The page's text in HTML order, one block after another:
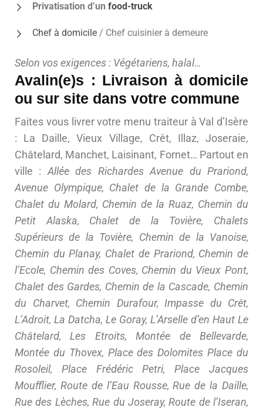
Privatisation d’un food-truck
Chef à domicile / Chef cuisinier à demeure
Selon vos exigences : Végétariens, halal…
Avalin(e)s : Livraison à domicile
ou sur site dans votre commune
Faites vous livrer votre menu traiteur à Val d’Isère
: La Daille, Vieux Village, Crêt, Illaz, Joseraie,
Châtelard, Manchet, Laisinant, Fornet… Partout en
ville : Allée des Richardes Avenue du Prariond,
Avenue Olympique, Chalet de la Grande Combe,
Chalet du Molard, Chemin de la Ruaz, Chemin du
Petit Alaska, Chalet de la Tovière, Chalets
Supérieurs de la Tovière, Chemin de la Vanoise,
Chemin du Planay, Chalet de Prariond, Chemin de
l’Ecole, Chemin des Coves, Chemin du Vieux Pont,
Chalet des Gardes, Chemin de la Cascade, Chemin
du Charvet, Chemin Durafour, Impasse du Crêt,
L’Adroit, La Datcha, Le Goray, L’Arselle d’en Haut Le
Châtelard, Les Etroits, Montée de Bellevarde,
Montée du Thovex, Place des Dolomites Place du
Rosoleil, Place Frédéric Petri, Place Jacques
Moufflier, Route de l’Eau Rousse, Rue de la Daille,
Rue des Lèches, Rue du Joseray, Route de l’Iseran,